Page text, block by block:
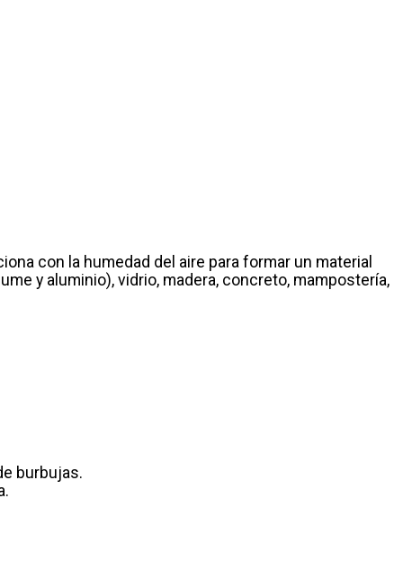
con la humedad del aire para formar un material
y aluminio), vidrio, madera, concreto, mampostería,
burbujas.